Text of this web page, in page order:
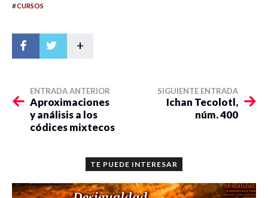
#CURSOS
+
ENTRADA ANTERIOR
Aproximaciones
y análisis a los
códices mixtecos
SIGUIENTE ENTRADA
Ichan Tecolotl,
núm. 400
TE PUEDE INTERESAR